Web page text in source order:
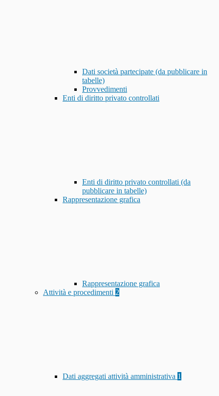
Dati società partecipate (da pubblicare in
tabelle)
Provvedimenti
Enti di diritto privato controllati
Enti di diritto privato controllati (da
pubblicare in tabelle)
Rappresentazione grafica
Rappresentazione grafica
Attività e procedimenti 2
Dati aggregati attività amministrativa 1